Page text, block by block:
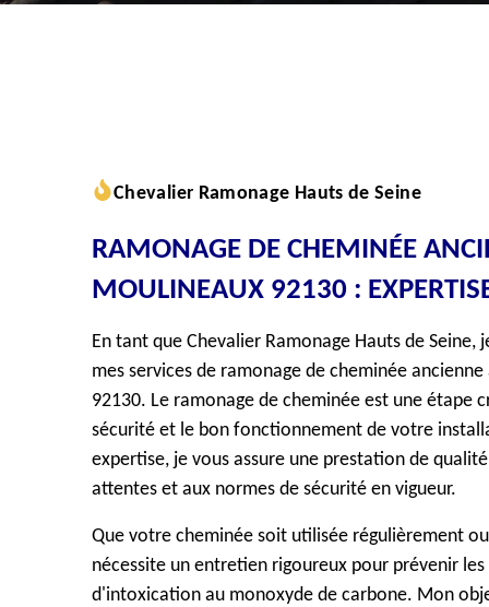
Chevalier Ramonage Hauts de Seine
RAMONAGE DE CHEMINÉE
MOULINEAUX 92130 :
En tant que Chevalier Ramonage Hauts de Seine,
mes services de ramonage de cheminée
92130. Le ramonage de cheminée est une étape
sécurité et le bon fonctionnement de votre
expertise, je vous assure une prestation de
attentes et aux normes de sécurité en vigueur.
Que votre cheminée soit utilisée régulièrement
nécessite un entretien rigoureux pour prévenir
d'intoxication au monoxyde de carbone. Mon